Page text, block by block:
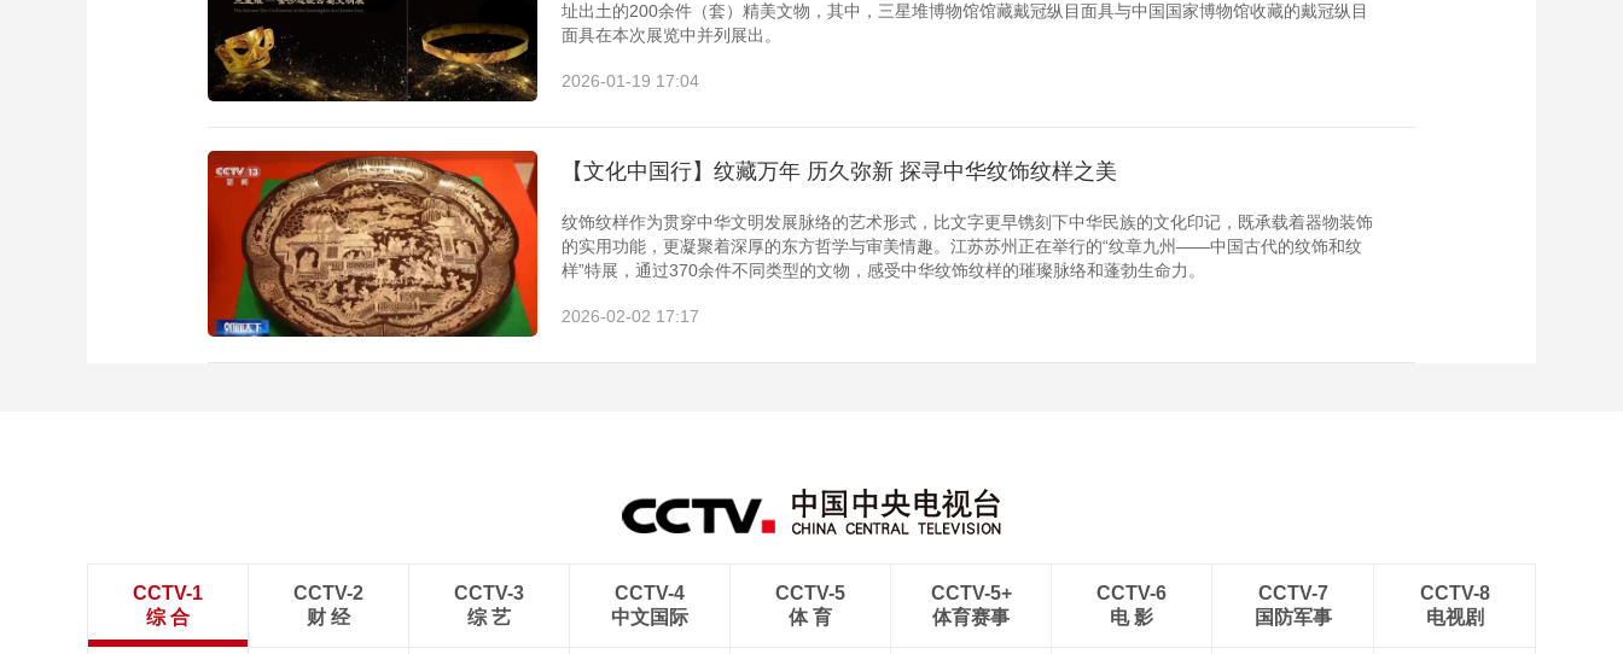
址出土的200余件（套）精美文物，其中，三星堆博物馆馆藏戴冠纵目面具与中国国家博物馆收藏的戴冠纵目
面具在本次展览中并列展出。
2026-01-19 17:04
【文化中国行】纹藏万年 历久弥新 探寻中华纹饰纹样之美
纹饰纹样作为贯穿中华文明发展脉络的艺术形式，比文字更早镌刻下中华民族的文化印记，既承载着器物装饰
的实用功能，更凝聚着深厚的东方哲学与审美情趣。江苏苏州正在举行的“纹章九州——中国古代的纹饰和纹
样”特展，通过370余件不同类型的文物，感受中华纹饰纹样的璀璨脉络和蓬勃生命力。
2026-02-02 17:17
CCTV-1
综 合
CCTV-2
财 经
CCTV-3
综 艺
CCTV-4
中文国际
CCTV-5
体 育
CCTV-5+
体育赛事
CCTV-6
电 影
CCTV-7
国防军事
CCTV-8
电视剧